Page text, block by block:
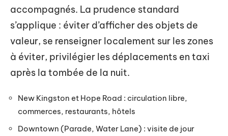
accompagnés. La prudence standard
s’applique : éviter d’afficher des objets de
valeur, se renseigner localement sur les zones
à éviter, privilégier les déplacements en taxi
après la tombée de la nuit.
New Kingston et Hope Road : circulation libre,
commerces, restaurants, hôtels
Downtown (Parade, Water Lane) : visite de jour